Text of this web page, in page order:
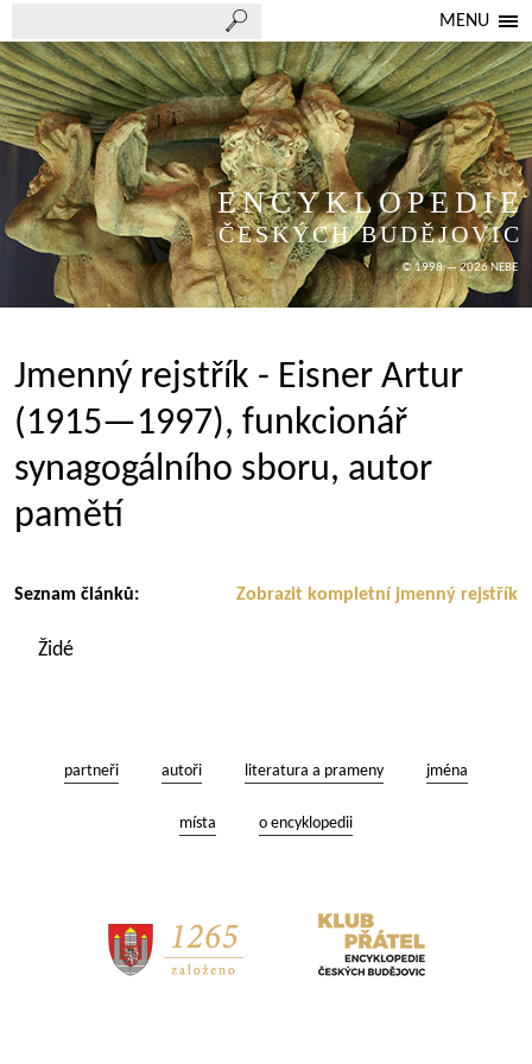
MENU
ENCYKLOPEDIE
ČESKÝCH BUDĚJOVIC
© 1998 — 2026 NEBE
Jmenný rejstřík - Eisner Artur
(1915—1997), funkcionář
synagogálního sboru, autor
pamětí
Zobrazit kompletní jmenný rejstřík
Seznam článků:
Židé
partneři autoři literatura a prameny jména
místa o encyklopedii